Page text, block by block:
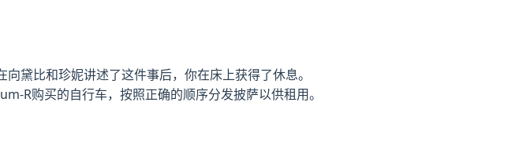
黛比和珍妮讲述了这件事后，你在床上获得了休息。
R购买的自行车，按照正确的顺序分发披萨以供租用。